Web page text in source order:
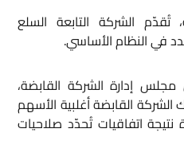
الشركة التابعة السلع
في النظام الأساسي.
مجلس إدارة الشركة القابضة،
الشركة القابضة أغلبية الأسهم
اتفاقيات تُحدّد صلاحيات